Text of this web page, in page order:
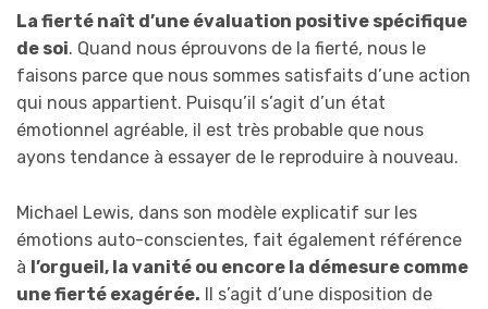
La fierté naît d’une évaluation positive spécifique
de soi. Quand nous éprouvons de la fierté, nous le
faisons parce que nous sommes satisfaits d’une action
qui nous appartient. Puisqu’il s’agit d’un état
émotionnel agréable, il est très probable que nous
ayons tendance à essayer de le reproduire à nouveau.
Michael Lewis, dans son modèle explicatif sur les
émotions auto-conscientes, fait également référence
à l’orgueil, la vanité ou encore la démesure comme
une fierté exagérée. Il s’agit d’une disposition de